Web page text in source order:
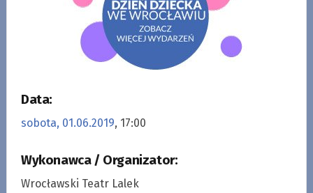
Data:
sobota, 01.06.2019, 17:00
Wykonawca / Organizator:
Wrocławski Teatr Lalek